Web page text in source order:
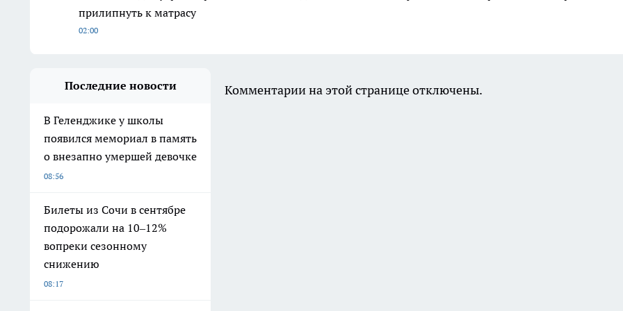
прилипнуть к матрасу
02:00
Последние новости
В Геленджике у школы
появился мемориал в память
о внезапно умершей девочке
08:56
Билеты из Сочи в сентябре
подорожали на 10–12%
вопреки сезонному
снижению
08:17
Комментарии на этой странице отключены.